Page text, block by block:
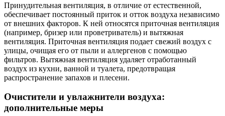
Принудительная вентиляция, в отличие от естественной,
обеспечивает постоянный приток и отток воздуха независимо
от внешних факторов. К ней относятся приточная вентиляция
(например, бризер или проветриватель) и вытяжная
вентиляция. Приточная вентиляция подает свежий воздух с
улицы, очищая его от пыли и аллергенов с помощью
фильтров. Вытяжная вентиляция удаляет отработанный
воздух из кухни, ванной и туалета, предотвращая
распространение запахов и плесени.
Очистители и увлажнители воздуха:
дополнительные меры